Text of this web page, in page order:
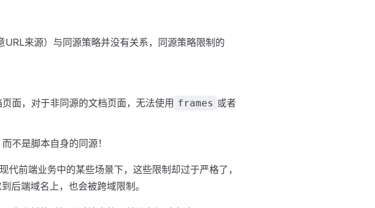
来源）与同源策略并没有关系，同源策略限制的
面，对于非同源的文档页面，无法使用 frames 或者
不是脚本自身的同源！
前端业务中的某些场景下，这些限制却过于严格了，
后端域名上，也会被跨域限制。